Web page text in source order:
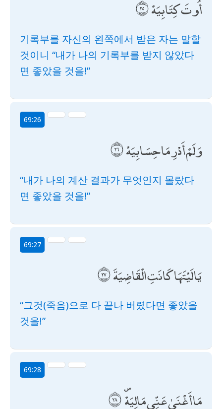
أُوتَ كِتَابِيَهْ
기록부를 자신의 왼쪽에서 받은 자는 말할
것이니 “내가 나의 기록부를 받지 않았다
면 좋았을 것을!”
69:26
وَلَمْ أَدْرِ مَا حِسَابِيَهْ
“내가 나의 계산 결과가 무엇인지 몰랐다
면 좋았을 것을!”
69:27
يَا لَيْتَهَا كَانَتِ الْقَاضِيَةَ
“그것(죽음)으로 다 끝나 버렸다면 좋았을
것을!”
69:28
مَا أَغْنَىٰ عَنِّي مَالِيَهْ ۜ